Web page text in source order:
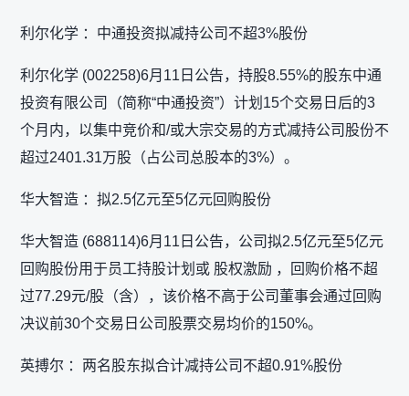
利尔化学 ：中通投资拟减持公司不超3%股份
利尔化学 (002258)6月11日公告，持股8.55%的股东中通
投资有限公司（简称“中通投资”）计划15个交易日后的3
个月内，以集中竞价和/或大宗交易的方式减持公司股份不
超过2401.31万股（占公司总股本的3%）。
华大智造 ：拟2.5亿元至5亿元回购股份
华大智造 (688114)6月11日公告，公司拟2.5亿元至5亿元
回购股份用于员工持股计划或 股权激励 ，回购价格不超
过77.29元/股（含），该价格不高于公司董事会通过回购
决议前30个交易日公司股票交易均价的150%。
英搏尔 ：两名股东拟合计减持公司不超0.91%股份